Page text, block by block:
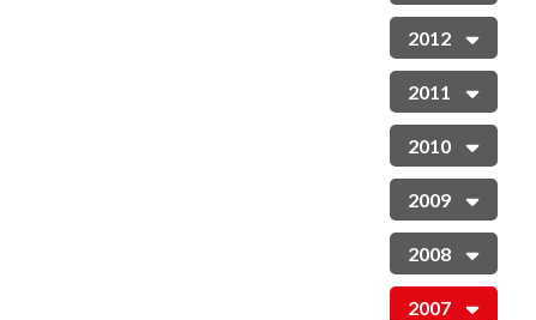
2012
2011
2010
2009
2008
2007